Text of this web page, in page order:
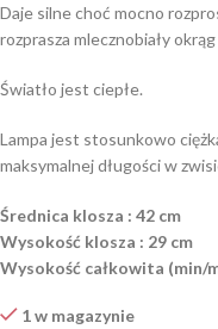
Daje silne choć mocno
rozprasza mlecznobiały
Światło jest ciepłe.
Lampa jest stosunkowo
maksymalnej długości w
Średnica klosza : 42 cm
Wysokość klosza : 29 cm
Wysokość całkowita (min/
1 w magazynie